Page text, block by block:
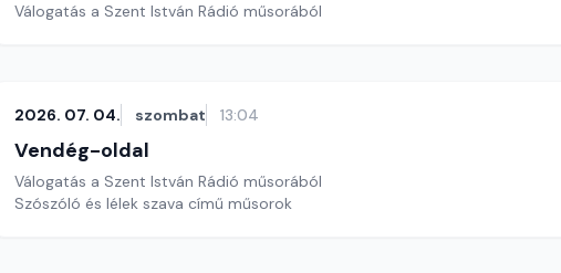
Válogatás a Szent István Rádió műsorából
2026. 07. 04. szombat 13:04
Vendég-oldal
Válogatás a Szent István Rádió műsorából
Szószóló és lélek szava című műsorok